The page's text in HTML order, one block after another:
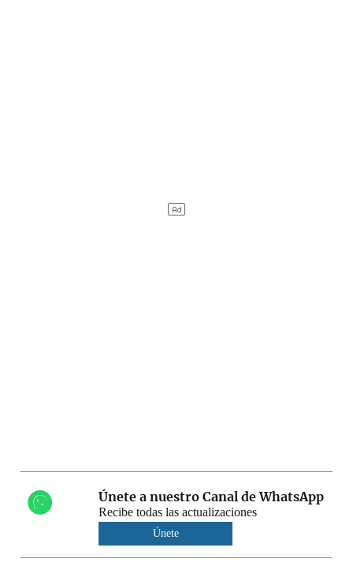
Únete a nuestro Canal de WhatsApp
Recibe todas las actualizaciones
Únete